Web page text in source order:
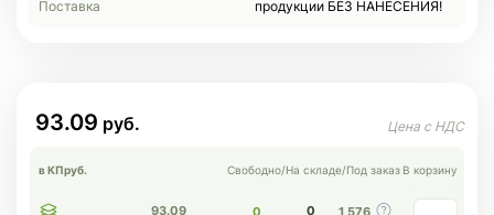
Поставка
продукции БЕЗ НАНЕСЕНИЯ!
93.09
в КПруб. Свободно/На складе/Под заказ В корзину
93.09 0 0 1 576